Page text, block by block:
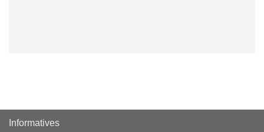
Informatives